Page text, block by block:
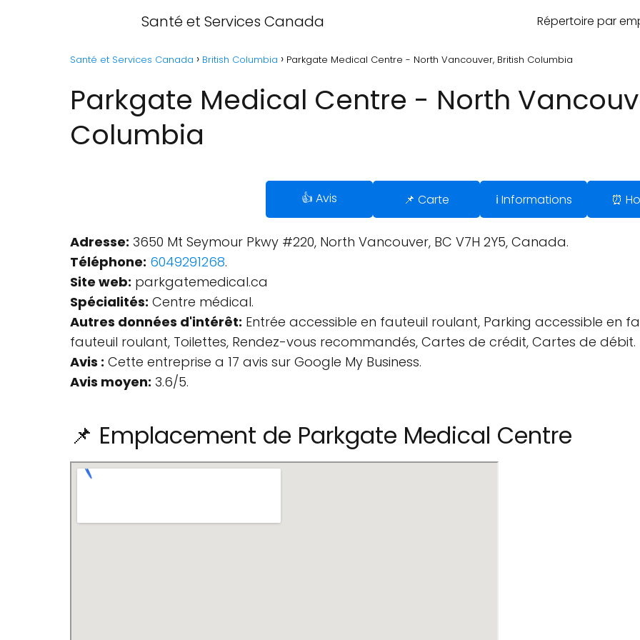
Santé et Services Canada Répertoire par
Santé et Services Canada British Columbia Parkgate Medical Centre - North Vancouver, British Columbia
Parkgate Medical Centre - North
Columbia
👍 Avis 📌 Carte ℹ️ Informations ⏰
Adresse: 3650 Mt Seymour Pkwy #220, North Vancouver, BC V7H 2Y5, Canada.
Téléphone: 6049291268.
Site web: parkgatemedical.ca
Spécialités: Centre médical.
Autres données d'intérêt: Entrée accessible en fauteuil roulant, Parking accessible en
fauteuil roulant, Toilettes, Rendez-vous recommandés, Cartes de crédit, Cartes de débit.
Avis : Cette entreprise a 17 avis sur Google My Business.
Avis moyen: 3.6/5.
📌 Emplacement de Parkgate Medical Centre